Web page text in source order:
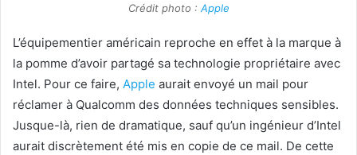
Crédit photo : Apple
L’équipementier américain reproche en effet à la marque à
la pomme d’avoir partagé sa technologie propriétaire avec
Intel. Pour ce faire, Apple aurait envoyé un mail pour
réclamer à Qualcomm des données techniques sensibles.
Jusque-là, rien de dramatique, sauf qu’un ingénieur d’Intel
aurait discrètement été mis en copie de ce mail. De cette